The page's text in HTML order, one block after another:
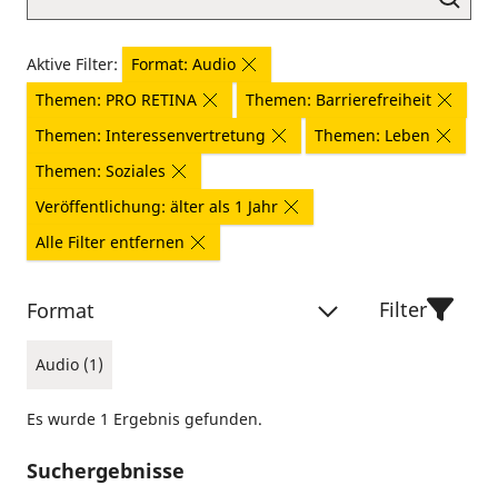
Aktive Filter:
Format: Audio
Themen: PRO RETINA
Themen: Barrierefreiheit
Themen: Interessenvertretung
Themen: Leben
Themen: Soziales
Veröffentlichung: älter als 1 Jahr
Alle Filter entfernen
Format
Audio (1)
Filter
Es wurde 1 Ergebnis gefunden.
Suchergebnisse